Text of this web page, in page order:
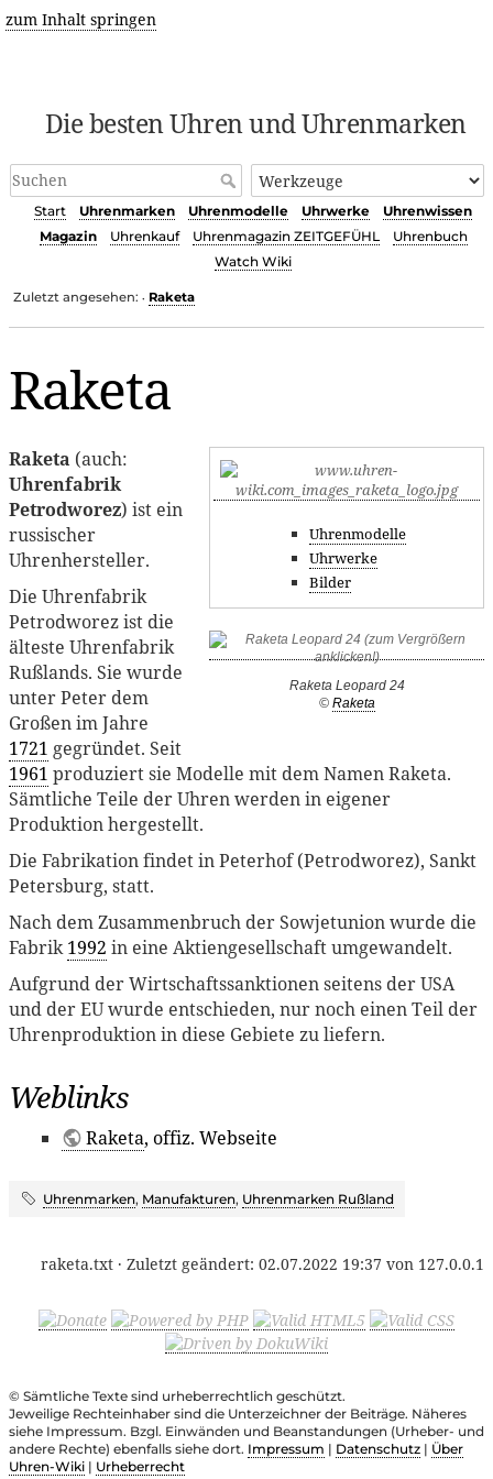
zum Inhalt springen
Die besten Uhren und Uhrenmarken
Start Uhrenmarken Uhrenmodelle Uhrwerke
Uhrenwissen
Magazin
Uhrenkauf Uhrenmagazin ZEITGEFÜHL
Uhrenbuch
Watch Wiki
Zuletzt angesehen: • Raketa
Raketa
Uhrenmodelle
Uhrwerke
Bilder
Raketa Leopard 24
© Raketa
Raketa (auch:
Uhrenfabrik
Petrodworez) ist ein
russischer
Uhrenhersteller.
Die Uhrenfabrik
Petrodworez ist die
älteste Uhrenfabrik
Rußlands. Sie wurde
unter Peter dem
Großen im Jahre
1721 gegründet. Seit
1961 produziert sie Modelle mit dem Namen Raketa.
Sämtliche Teile der Uhren werden in eigener
Produktion hergestellt.
Die Fabrikation findet in Peterhof (Petrodworez), Sankt
Petersburg, statt.
Nach dem Zusammenbruch der Sowjetunion wurde die
Fabrik1992 in eine Aktiengesellschaft umgewandelt.
Aufgrund der Wirtschaftssanktionen seitens der USA
und der EU wurde entschieden, nur noch einen Teil der
Uhrenproduktion in diese Gebiete zu liefern.
Weblinks
Raketa, offiz. Webseite
Uhrenmarken, Manufakturen, Uhrenmarken Rußland
raketa.txt · Zuletzt geändert: 02.07.2022 19:37 von 127.0.0.1
© Sämtliche Texte sind urheberrechtlich geschützt.
Jeweilige Rechteinhaber sind die Unterzeichner der Beiträge. Näheres
siehe Impressum. Bzgl. Einwänden und Beanstandungen (Urheber- und
andere Rechte) ebenfalls siehe dort. Impressum | Datenschutz | Über
Uhren-Wiki | Urheberrecht